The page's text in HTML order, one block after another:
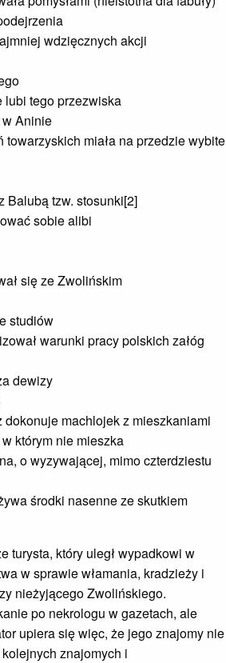
wdzięcznych akcji
lubi tego przezwiska
w Aninie
miała na przedzie wybite
Balubą tzw. stosunki[2]
sobie alibi
się ze Zwolińskim
studiów
warunki pracy polskich załóg
dewizy
machlojek z mieszkaniami
którym nie mieszka
o wyzywającej, mimo czterdziestu
środki nasenne ze skutkiem
turysta, który uległ wypadkowi w
w sprawie włamania, kradzieży i
nieżyjącego Zwolińskiego.
po nekrologu w gazetach, ale
upiera się więc, że jego znajomy nie
znajomych i